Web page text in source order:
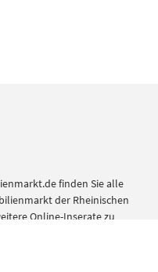
finden Sie alle
der Rheinischen
Online-Inserate zu